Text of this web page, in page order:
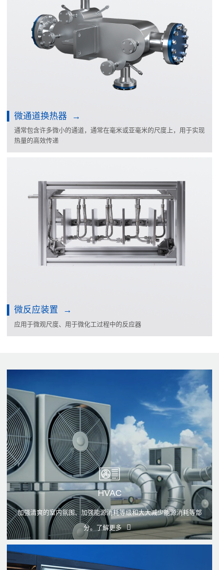
微通道换热器
通常包含许多微小的通道，通常在毫米或亚毫米的尺度上，用于实现
热量的高效传递
微反应装置
应用于微观尺度、用于微化工过程中的反应器
HVAC
加强清爽的窒内氛围、加强能源消耗等级和大大减少能源消耗等部
分。了解更多